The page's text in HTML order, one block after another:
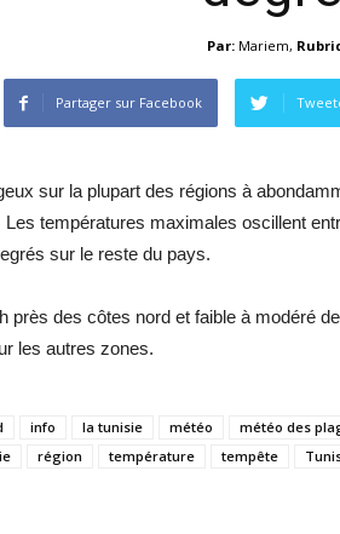
Par: Mariem,
Partager sur Facebook
sur la plupart des régions à
températures maximales oscillent
sur le reste du pays.
près des côtes nord et faible à modéré
les autres zones.
info la tunisie météo météo des
région température tempête